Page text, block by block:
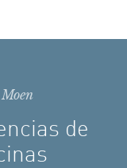
de